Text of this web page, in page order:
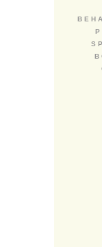
B E H
P
S
B